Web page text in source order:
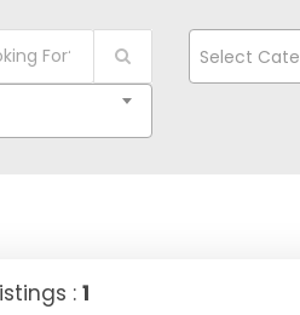
Select
: 1